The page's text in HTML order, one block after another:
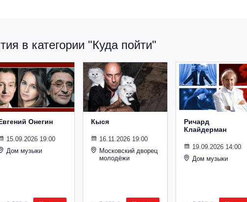
в категории "Куда пойти"
Онегин
15.09.2026 19:00
Дом музыки
Кыся
16.11.2026 19:00
Московский дворец
молодёжи
Ричард
Клайдерман
19.09.2026 14:00
Дом музыки